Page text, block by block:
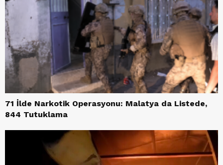
71 İlde Narkotik Operasyonu: Malatya da Listede,
844 Tutuklama